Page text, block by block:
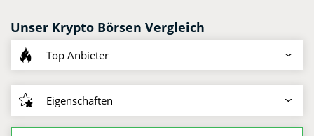
Exchange? Wir beleuchten das Thema von allen Seiten und
wollen bereits an dieser Stelle vorab betonen, dass wie auch
für andere digitale Währungen genügend Plattformen den
Handel möglich machen. Viele werden auf dieser Website
objektiven Testberichten präsentiert.
Unser Krypto Börsen Vergleich
Top Anbieter
Eigenschaften